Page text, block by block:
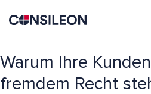
Warum Ihre
fremdem Recht